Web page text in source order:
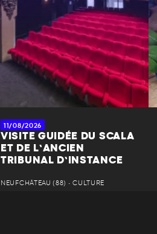
11/08/2026
VISITE GUIDÉE DU SCALA
ET DE L’ANCIEN
TRIBUNAL D’INSTANCE
NEUFCHÂTEAU (88) • CULTURE